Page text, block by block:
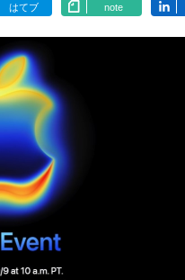
はてブ note